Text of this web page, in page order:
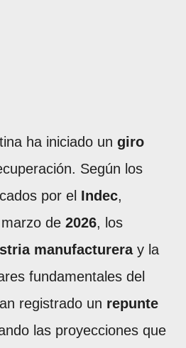
ha iniciado un giro
Según los
por el Indec,
de 2026, los
manufactureray la
fundamentales del
registrado un repunte
las proyecciones que